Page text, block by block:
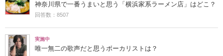
神奈川県で一番うまいと思う「横浜家系ラーメン店」はどこ？
回答数：8507
実施中
唯一無二の歌声だと思うボーカリストは？